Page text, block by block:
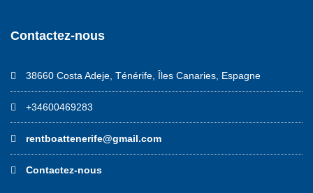
Contactez-nous
38660 Costa Adeje, Ténérife, Îles Canaries, Espagne
+34600469283
rentboattenerife@gmail.com
Contactez-nous